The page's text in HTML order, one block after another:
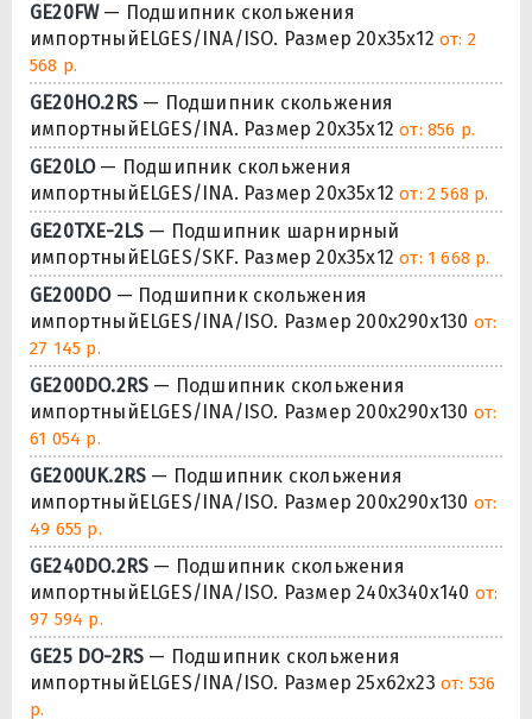
GE20FW— Подшипник скольжения
импортныйELGES/INA/ISO. Размер 20x35x12 от: 2
568 р.
GE20HO.2RS— Подшипник скольжения
импортныйELGES/INA. Размер 20x35x12от: 856 р.
GE20LO— Подшипник скольжения
импортныйELGES/INA. Размер 20x35x12от: 2 568 р.
GE20TXE-2LS — Подшипник шарнирный
импортныйELGES/SKF. Размер 20x35x12от: 1 668 р.
GE200DO— Подшипник скольжения
импортныйELGES/INA/ISO. Размер 200x290x130 от:
27 145 р.
GE200DO.2RS — Подшипник скольжения
импортныйELGES/INA/ISO. Размер 200x290x130 от:
61 054 р.
GE200UK.2RS — Подшипник скольжения
импортныйELGES/INA/ISO. Размер 200x290x130 от:
49 655 р.
GE240DO.2RS — Подшипник скольжения
импортныйELGES/INA/ISO. Размер 240x340x140 от:
97 594 р.
GE25 DO-2RS — Подшипник скольжения
импортныйELGES/INA/ISO. Размер 25x62x23 от: 536
р.